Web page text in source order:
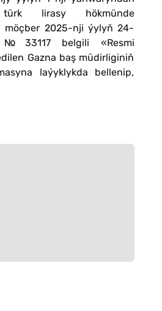
lirasy hökmünde
möçber 2025-nji ýylyň 24-
№33117 belgili «Resmi
Gazna baş müdirliginiň
laýyklykda bellenip,